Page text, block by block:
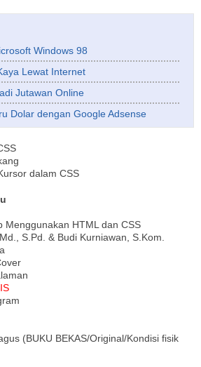
Windows 98
Lewat Internet
Jutawan Online
Dolar dengan Google Adsense
dalam CSS
Menggunakan HTML dan CSS
S.Pd. & Budi Kurniawan, S.Kom.
(BUKU BEKAS/Original/Kondisi fisik